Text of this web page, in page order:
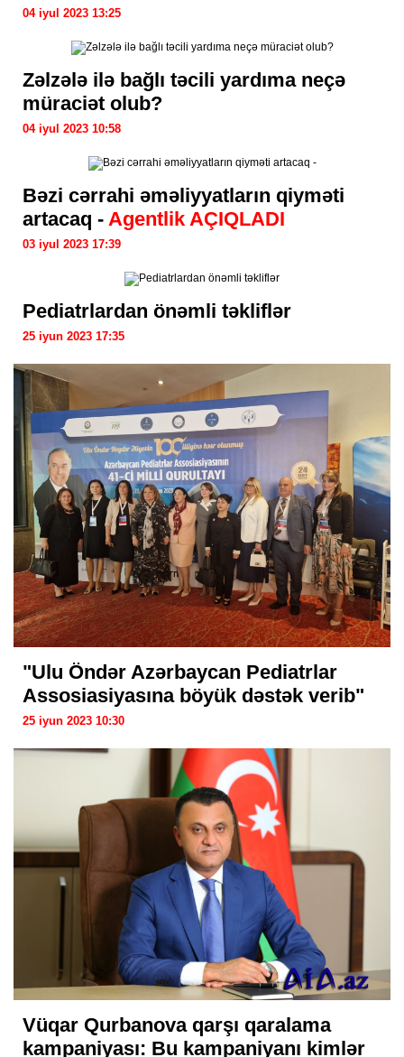
04 iyul 2023 13:25
Zəlzələ ilə bağlı təcili yardıma neçə
müraciət olub?
04 iyul 2023 10:58
Bəzi cərrahi əməliyyatların qiyməti
artacaq - Agentlik AÇIQLADI
03 iyul 2023 17:39
Pediatrlardan önəmli təkliflər
25 iyun 2023 17:35
"Ulu Öndər Azərbaycan Pediatrlar
Assosiasiyasına böyük dəstək verib"
25 iyun 2023 10:30
Vüqar Qurbanova qarşı qaralama
kampaniyası: Bu kampaniyanı kimlər